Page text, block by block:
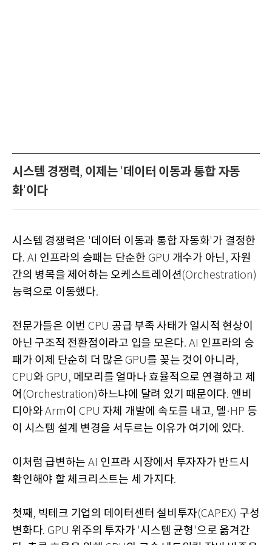
시스템 경쟁력, 이제는 '데이터 이동과 통합 자동
화'이다
시스템 경쟁력은 '데이터 이동과 통합 자동화'가 결정한
다. AI 인프라의 승패는 단순한 GPU 개수가 아닌, 자원
간의 병목을 제어하는 오케스트레이션(Orchestration)
능력으로 이동했다.
전문가들은 이번 CPU 공급 부족 사태가 일시적 현상이
아닌 구조적 전환점이라고 입을 모은다. AI 인프라의 승
패가 이제 단순히 더 많은 GPU를 꽂는 것이 아니라,
CPU와 GPU, 메모리를 얼마나 효율적으로 연결하고 제
어 (Orchestration)하느냐에 달려 있기 때문이다. 엔비
디아와 Arm이 CPU 자체 개발에 속도를 내고, 델 ·HP 등
이 시스템 설계 변경을 서두르는 이유가 여기에 있다.
이처럼 급변하는 AI 인프라 시장에서 투자자가 반드시
확인해야 할 체크리스트는 세 가지다.
첫째 , 빅테크 기업의 데이터센터 설비투자(CAPEX) 구성
변화다. GPU위주의 투자가 '시스템 균형'으로 옮겨간